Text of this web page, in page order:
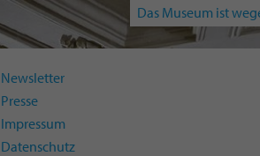
Das Museum ist
Newsletter
Presse
Impressum
Datenschutz